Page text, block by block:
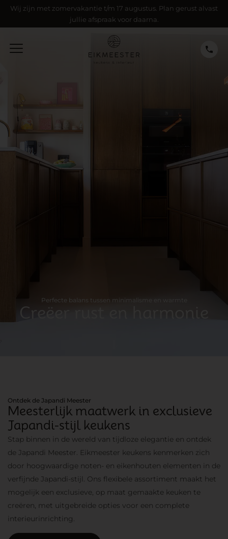
Wij zijn met zomervakantie t/m 17 augustus. Plan gerust alvast
jullie afspraak voor daarna.
Perfecte balans tussen minimalisme en warmte
Creëer rust en harmonie
Ontdek de Japandi Meester
Meesterlijk maatwerk in exclusieve
Japandi-stijl keukens
Stap binnen in de wereld van tijdloze elegantie en ontdek
de Japandi Meester. Eikmeester keukens kenmerken zich
door hoogwaardige noten- en eikenhouten elementen in de
verfijnde Japandi-stijl. Ons flexibele assortiment maakt het
mogelijk een exclusieve, op maat gemaakte keuken te
creëren, met uitgebreide opties voor een complete
interieurinrichting.